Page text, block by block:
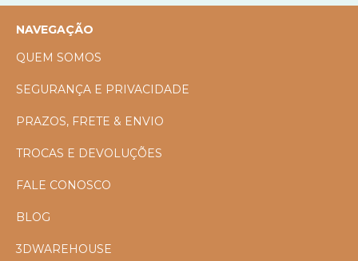
NAVEGAÇÃO
QUEM SOMOS
SEGURANÇA E PRIVACIDADE
PRAZOS, FRETE & ENVIO
TROCAS E DEVOLUÇÕES
FALE CONOSCO
BLOG
3DWAREHOUSE